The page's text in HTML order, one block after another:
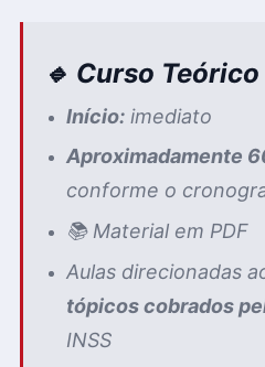
🔹 Curso Teórico
Início: imediato
Aproximadamente
conforme o
📚 Material em PDF
Aulas direcionadas
tópicos cobrados
INSS